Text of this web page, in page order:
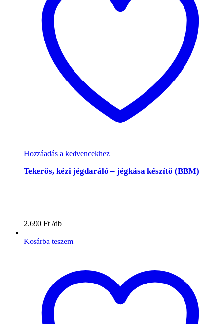
Hozzáadás a kedvencekhez
Tekerős, kézi jégdaráló – jégkása készítő (BBM)
2.690 Ft
Kosárba teszem